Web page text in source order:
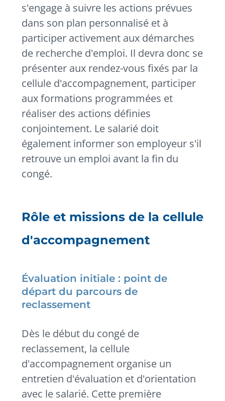
s'engage à suivre les actions prévues
dans son plan personnalisé et à
participer activement aux démarches
de recherche d'emploi. Il devra donc se
présenter aux rendez-vous fixés par la
cellule d'accompagnement, participer
aux formations programmées et
réaliser des actions définies
conjointement. Le salarié doit
également informer son employeur s'il
retrouve un emploi avant la fin du
congé.
Rôle et missions de la cellule
d'accompagnement
Évaluation initiale : point de
départ du parcours de
reclassement
Dès le début du congé de
reclassement, la cellule
d'accompagnement organise un
entretien d'évaluation et d'orientation
avec le salarié. Cette première